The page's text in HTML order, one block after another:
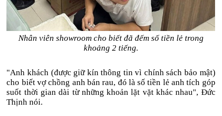
Nhân viên showroom cho biết đã đếm số tiền lẻ trong
khoảng 2 tiếng.
"Anh khách (được giữ kín thông tin vì chính sách bảo mật)
cho biết vợ chồng anh bán rau, đó là số tiền lẻ anh tích góp
suốt thời gian dài từ những khoản lặt vặt khác nhau", Đức
Thịnh nói.